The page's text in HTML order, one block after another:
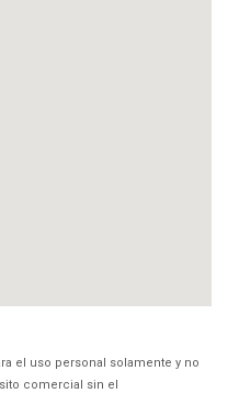
el uso personal solamente y no
comercial sin el